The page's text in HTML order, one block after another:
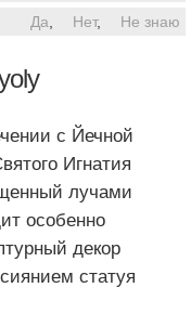
Да Нет, Не знаю
с Йечной
Игнатия
лучами
особенно
декор
статуя